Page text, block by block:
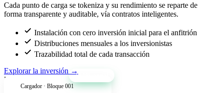
Cada punto de carga se tokeniza y su rendimiento se reparte de
forma transparente y auditable, vía contratos inteligentes.
Instalación con cero inversión inicial para el anfitrión
Distribuciones mensuales a los inversionistas
Trazabilidad total de cada transacción
Explorar la inversión →
+34% anual
Cargador · Bloque 001
Productos